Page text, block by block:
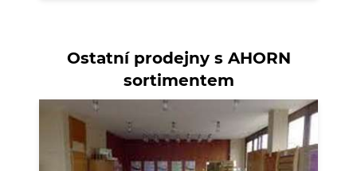
Ostatní prodejny s AHORN
sortimentem